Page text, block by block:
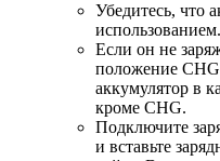
Убедитесь, что
использованием.
Если он не
положение
аккумулятор в
кроме CHG.
Подключите
и вставьте